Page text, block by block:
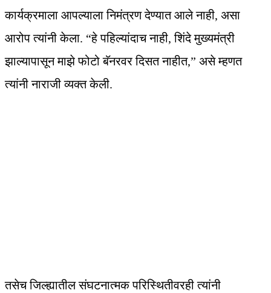
कार्यक्रमाला आपल्याला निमंत्रण देण्यात आले नाही, असा
आरोप त्यांनी केला. “हे पहिल्यांदाच नाही, शिंदे मुख्यमंत्री
झाल्यापासून माझे फोटो बॅनरवर दिसत नाहीत,” असे म्हणत
त्यांनी नाराजी व्यक्त केली.
तसेच जिल्ह्यातील संघटनात्मक परिस्थितीवरही त्यांनी